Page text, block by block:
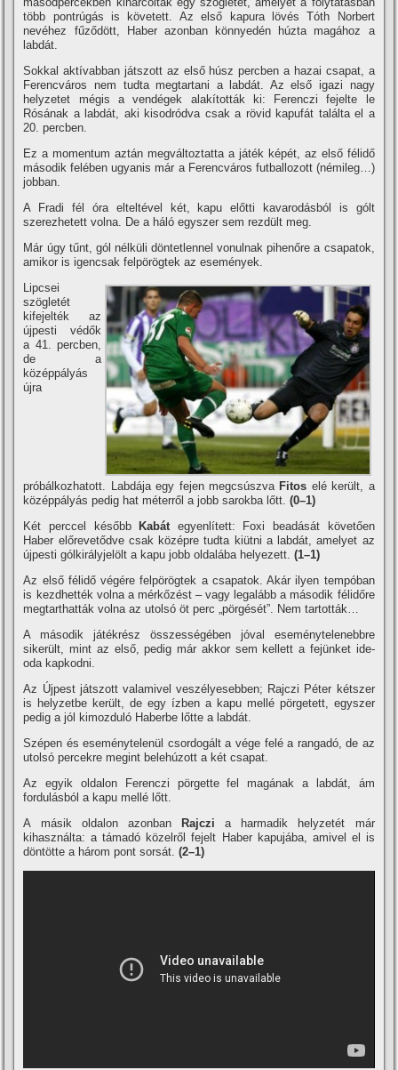
több pontrúgás is követett. Az első kapura lövés Tóth Norbert
nevéhez fűződött, Haber azonban könnyedén húzta magához a
labdát.
Sokkal aktí­vabban játszott az első húsz percben a hazai csapat, a
Ferencváros nem tudta megtartani a labdát. Az első igazi nagy
helyzetet mégis a vendégek alakí­tották ki: Ferenczi fejelte le
Rósának a labdát, aki kisodródva csak a rövid kapufát találta el a
20. percben.
Ez a momentum aztán megváltoztatta a játék képét, az első félidő
második felében ugyanis már a Ferencváros futballozott (némileg…)
jobban.
A Fradi fél óra elteltével két, kapu előtti kavarodásból is gólt
szerezhetett volna. De a háló egyszer sem rezdült meg.
Már úgy tűnt, gól nélküli döntetlennel vonulnak pihenőre a csapatok,
amikor is igencsak felpörögtek az események.
Lipcsei
szögletét
kifejelték az
újpesti védők
a 41. percben,
de a
középpályás
újra
próbálkozhatott. Labdája egy fejen megcsúszva Fitos elé került, a
középpályás pedig hat méterről a jobb sarokba lőtt.(0–1)
Két perccel később
Kabátegyenlí­tett: Foxi beadását követően
Haber előrevetődve csak középre tudta kiütni a labdát, amelyet az
újpesti gólkirályjelölt a kapu jobb oldalába helyezett.(1–1)
Az első félidő végére felpörögtek a csapatok. Akár ilyen tempóban
is kezdhették volna a mérkőzést – vagy legalább a második félidőre
megtarthatták volna az utolsó öt perc „pörgését”. Nem tartották…
A második játékrész összességében jóval eseménytelenebbre
sikerült, mint az első, pedig már akkor sem kellett a fejünket ide-
oda kapkodni.
Az Újpest játszott valamivel veszélyesebben; Rajczi Péter kétszer
is helyzetbe került, de egy í­zben a kapu mellé pörgetett, egyszer
pedig a jól kimozduló Haberbe lőtte a labdát.
Szépen és eseménytelenül csordogált a vége felé a rangadó, de az
utolsó percekre megint belehúzott a két csapat.
Az egyik oldalon Ferenczi pörgette fel magának a labdát, ám
fordulásból a kapu mellé lőtt.
A másik oldalon azonban
Rajczi a harmadik helyzetét már
kihasználta: a támadó közelről fejelt Haber kapujába, amivel el is
döntötte a három pont sorsát.(2–1)